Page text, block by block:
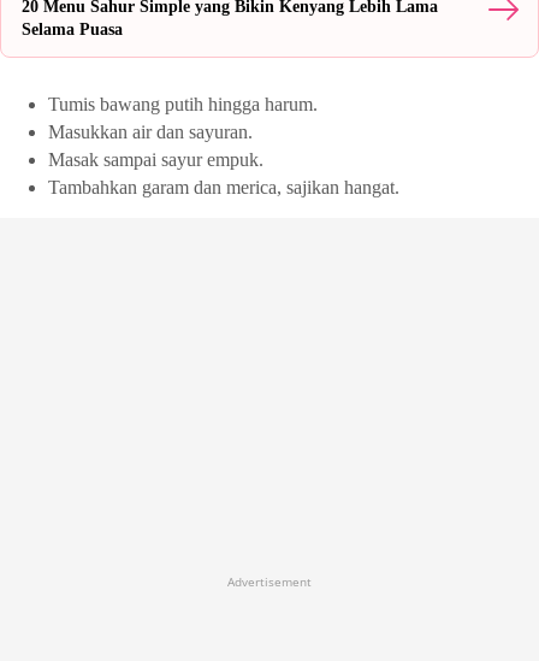
20 Menu Sahur Simple yang Bikin Kenyang Lebih Lama
Selama Puasa
Tumis bawang putih hingga harum.
Masukkan air dan sayuran.
Masak sampai sayur empuk.
Tambahkan garam dan merica, sajikan hangat.
Advertisement